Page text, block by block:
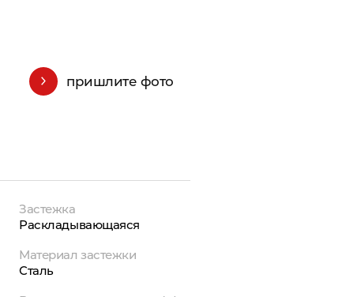
пришлите фото
Застежка
Раскладывающаяся
Материал застежки
Сталь